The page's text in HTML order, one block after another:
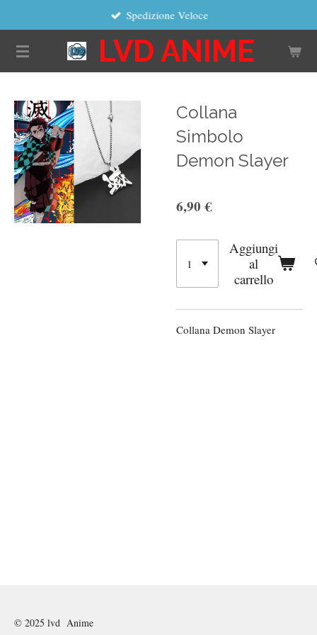
contenuto
principale
LVD ANIME
Spedizione Veloce
Collana
Simbolo
Demon Slayer
6,90 €
Aggiungi
al
carrello
Collana Demon Slayer
© 2025 lvd Anime